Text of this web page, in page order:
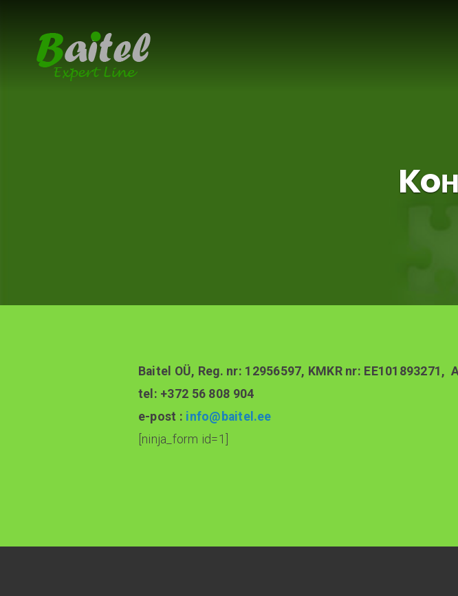
Baitel OÜ, Reg. nr: 12956597, KMKR nr:
tel: +372 56 808 904
e-post : info@baitel.ee
[ninja_form id=1]